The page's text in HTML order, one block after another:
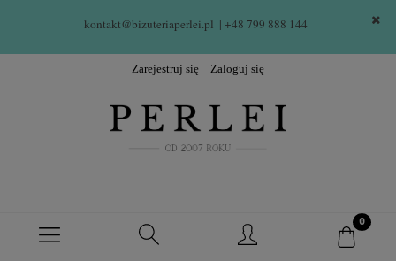
kontakt@bizuteriaperlei.pl | +48 799 888 144
Zarejestruj się Zaloguj się